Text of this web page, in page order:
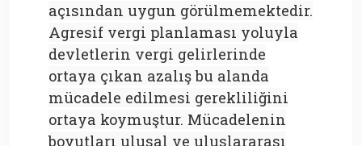
açısından uygun görülmemektedir.
Agresif vergi planlaması yoluyla
devletlerin vergi gelirlerinde
ortaya çıkan azalış bu alanda
mücadele edilmesi gerekliliğini
ortaya koymuştur. Mücadelenin
boyutları ulusal ve uluslararası